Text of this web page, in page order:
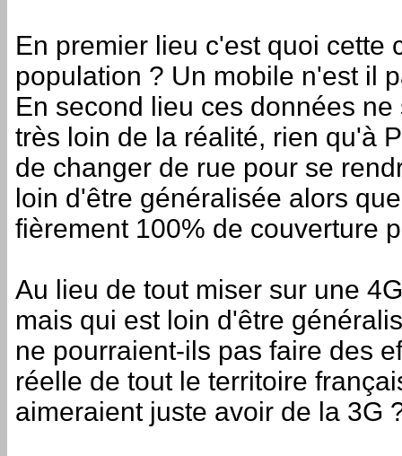
En premier lieu c'est quoi cette
population ? Un mobile n'est il
En second lieu ces données
très loin de la réalité, rien qu'à
de changer de rue pour se
loin d'être généralisée alors
fièrement 100% de couverture
Au lieu de tout miser sur une
mais qui est loin d'être
ne pourraient-ils pas faire des
réelle de tout le territoire
aimeraient juste avoir de la 3G